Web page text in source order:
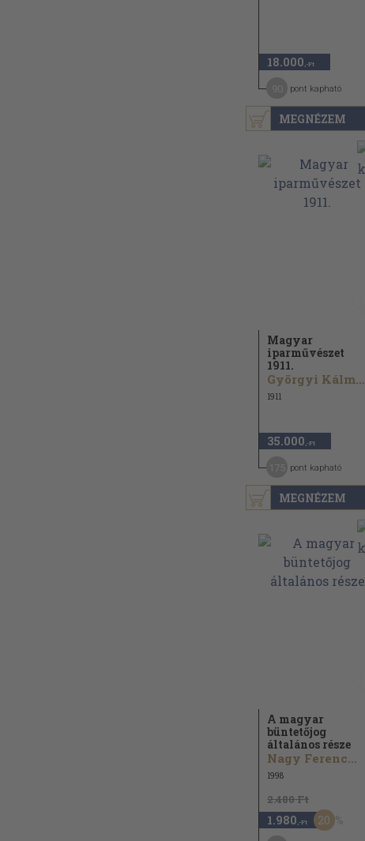
MEGNÉZEM
18.000 ,-Ft
pont kapható
MEGNÉZEM
Magyar
iparművészet
1911.
Györgyi Kálmán
1911
35.000 ,-Ft
pont kapható
A magyar
büntetőjog
általános része
Nagy Ferenc...
1998
2.480 Ft
1.980 ,-Ft 20